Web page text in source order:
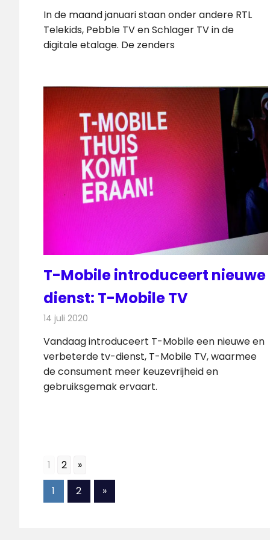
In de maand januari staan onder andere RTL
Telekids, Pebble TV en Schlager TV in de
digitale etalage. De zenders
T-Mobile introduceert nieuwe
dienst: T-Mobile TV
14 juli 2020
Vandaag introduceert T-Mobile een nieuwe en
verbeterde tv-dienst, T-Mobile TV, waarmee
de consument meer keuzevrijheid en
gebruiksgemak ervaart.
1 2 »
Berichten
1 2
Volgende
berichten
»